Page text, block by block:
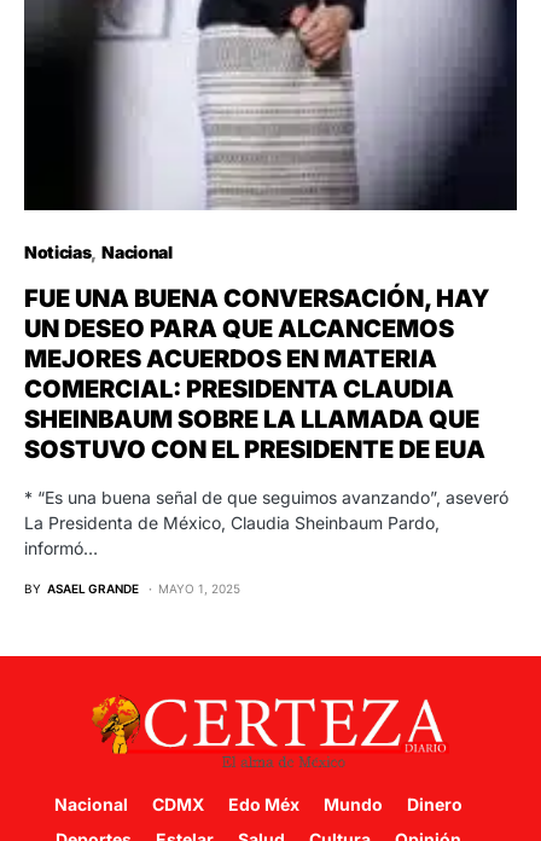
Noticias Nacional
FUE UNA BUENA CONVERSACIÓN, HAY
UN DESEO PARA QUE ALCANCEMOS
MEJORES ACUERDOS EN MATERIA
COMERCIAL: PRESIDENTA CLAUDIA
SHEINBAUM SOBRE LA LLAMADA QUE
SOSTUVO CON EL PRESIDENTE DE EUA
* “Es una buena señal de que seguimos avanzando”, aseveró
La Presidenta de México, Claudia Sheinbaum Pardo,
informó…
BY ASAEL GRANDE MAYO 1, 2025
Nacional CDMX Edo Méx Mundo
Dinero